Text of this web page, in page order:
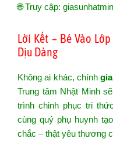
🌐 Truy cập:
Lời Kết – Bé Vào
Dịu Dàng
Không ai khác, chính
Trung tâm Nhật Minh
trình chinh phục tri
cùng quý phụ huynh
chắc – thật yêu thương